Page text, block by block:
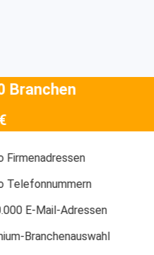
Fisioterapisti
✓10.857 Firmenadressen
✓10.857 Telefonnummern
✓3.740 E-Mail-Adressen
✓CSV & Excel Format